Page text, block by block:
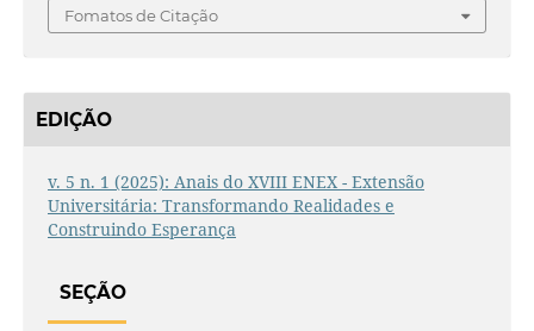
Fomatos de Citação
EDIÇÃO
v. 5 n. 1 (2025): Anais do XVIII ENEX - Extensão
Universitária: Transformando Realidades e
Construindo Esperança
SEÇÃO